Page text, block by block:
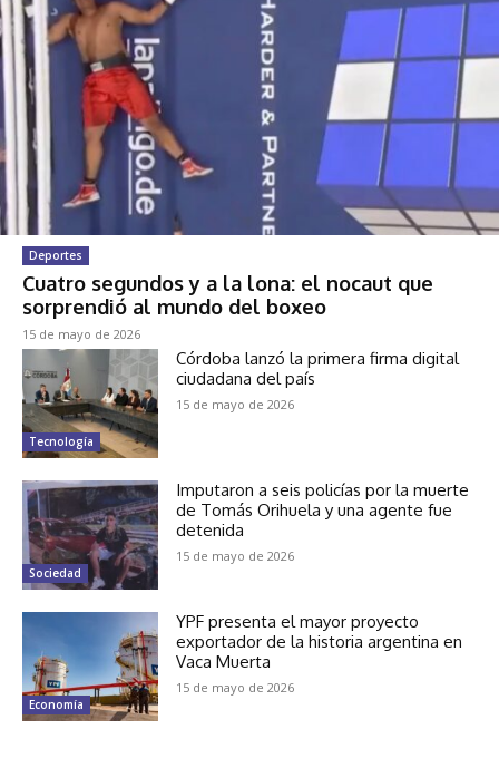
Deportes
Cuatro segundos y a la lona: el nocaut que
sorprendió al mundo del boxeo
15 de mayo de 2026
Tecnología
Córdoba lanzó la primera firma digital
ciudadana del país
15 de mayo de 2026
Sociedad
Imputaron a seis policías por la muerte
de Tomás Orihuela y una agente fue
detenida
15 de mayo de 2026
Economía
YPF presenta el mayor proyecto
exportador de la historia argentina en
Vaca Muerta
15 de mayo de 2026